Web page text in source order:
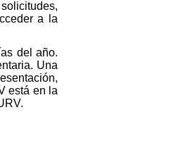
a la
del año.
Una
está en la